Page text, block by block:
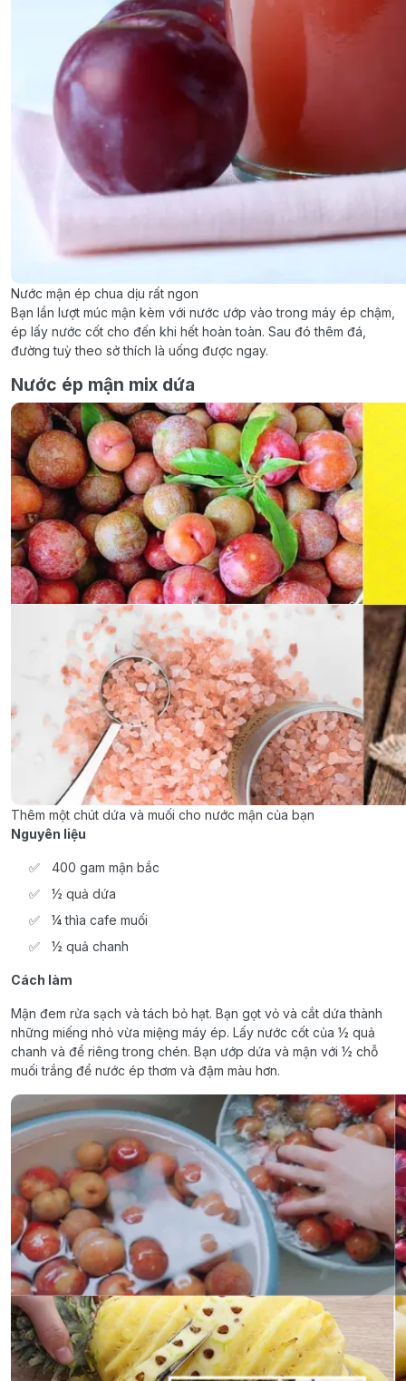
Nước mận ép chua dịu rất ngon
Bạn lần lượt múc mận kèm với nước ướp vào trong máy ép chậm,
ép lấy nước cốt cho đến khi hết hoàn toàn. Sau đó thêm đá,
đường tuỳ theo sở thích là uống được ngay.
Nước ép mận mix dứa
Thêm một chút dứa và muối cho nước mận của bạn
Nguyên liệu
400 gam mận bắc
½ quả dứa
¼ thìa cafe muối
½ quả chanh
Cách làm
Mận đem rửa sạch và tách bỏ hạt. Bạn gọt vỏ và cắt dứa thành
những miếng nhỏ vừa miệng máy ép. Lấy nước cốt của ½ quả
chanh và để riêng trong chén. Bạn ướp dứa và mận với ½ chỗ
muối trắng để nước ép thơm và đậm màu hơn.